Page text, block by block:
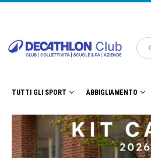
TUTTI GLI SPORT ABBIGLIAMENTO